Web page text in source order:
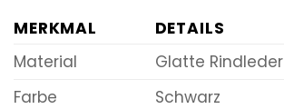
MERKMAL
DETAILS
Material
Glatte Rindleder
Farbe
Schwarz